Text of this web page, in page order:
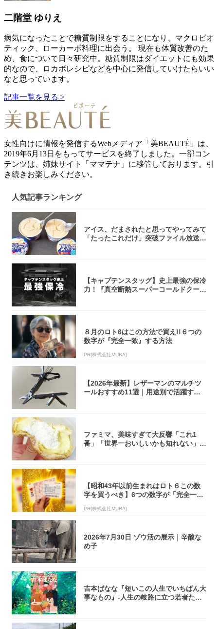
二階堂 ゆりえ
病気になったことで糖質制限をすることになり、マクロビオ
ティック、ローカーボ料理に出会う。 現在も体質改善のた
め、食について日々研究中。糖質制限はダイエットにも効果
的なので、ロカボレシピなどを中心に発信していけたらいい
なと思っています。
記事一覧を見る >
女性向けに情報を発信するWebメディア「美BEAUTÉ」は、
2019年6月13日をもってサービスを終了しました。一部コン
テンツは、姉妹サイト「ママテナ」に移管しております。引
き続きお楽しみください。
人気記事ランキング
アイス、だまされたと思ってやってみて
「たったこれだけ」突破ファイル放送で
【キャプテンスタッグ】史上最強の保冷
力！『真空断熱スーパーコールドクーラ
８月のロト6はこの方法で買え!!６つの
数字が『完全一致』する方法
PR(株式会社MURA)
【2026年最新】レザーマンのマルチツ
ールおすすめ11選｜用途別で活躍する
ファミマ、美味すぎて大反響「これ1
番」「世界一おいしいかも知れない」
【昭和43年以前生まれはロト６この数
字を買うべき】6つの数字が「完全一
PR(株式会社MURA)
2026年7月30日 ゾウ活の展示｜辛酸な
め子
吉本ばなな『短いこの人生でいちばん大
事なもの』-人生の岐路に立つ若者たち